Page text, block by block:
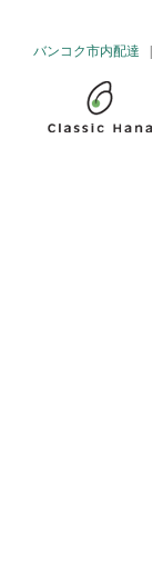
バンコク市内配達